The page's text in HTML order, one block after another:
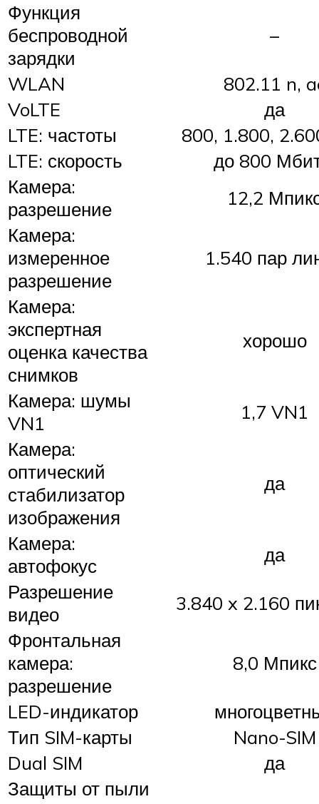
Функция
беспроводной
зарядки
–
WLAN
802.11 n,
VoLTE
да
LTE: частоты
800, 1.800,
LTE: скорость
до 800
Камера:
разрешение
12,2
Камера:
измеренное
разрешение
1.540 пар
Камера:
экспертная
оценка качества
снимков
хорошо
Камера: шумы
VN1
1,7 VN1
Камера:
оптический
стабилизатор
изображения
да
Камера:
автофокус
да
Разрешение
видео
3.840 x 2.160
Фронтальная
камера:
разрешение
8,0 Мпикс
LED-индикатор
Тип SIM-карты
Nano-SIM
Dual SIM
да
Защиты от пыли